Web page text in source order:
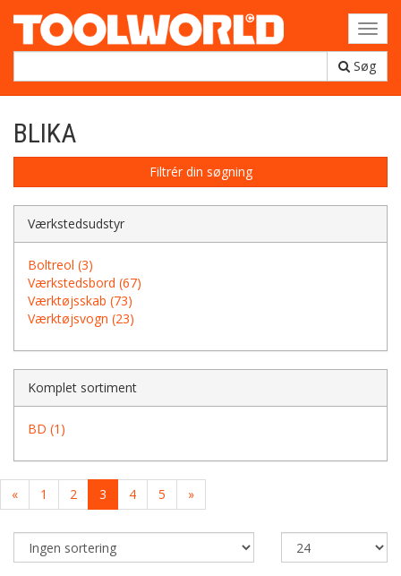
Søg
BLIKA
Filtrér din søgning
Værkstedsudstyr
Boltreol (3)
Værkstedsbord (67)
Værktøjsskab (73)
Værktøjsvogn (23)
Komplet sortiment
BD (1)
« 1 2 3 4 5 »